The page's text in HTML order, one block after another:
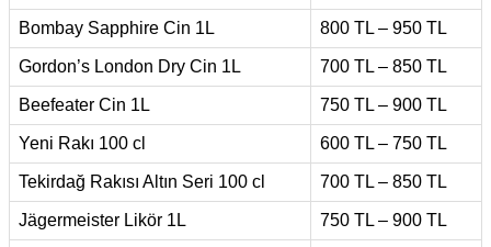
Bombay Sapphire Cin 1L 800 TL – 950 TL
Gordon’s London Dry Cin 1L 700 TL – 850 TL
Beefeater Cin 1L 750 TL – 900 TL
Yeni Rakı 100 cl 600 TL – 750 TL
Tekirdağ Rakısı Altın Seri 100 cl 700 TL – 850 TL
Jägermeister Likör 1L 750 TL – 900 TL